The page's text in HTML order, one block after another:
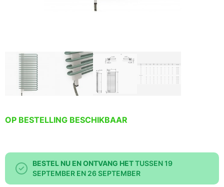
OP BESTELLING BESCHIKBAAR
BESTEL NU EN ONTVANG HETTUSSEN 19
SEPTEMBER EN 26 SEPTEMBER